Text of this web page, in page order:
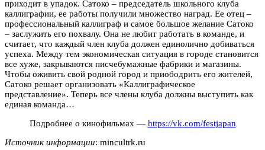
приходит в упадок. Сатоко – председатель школьного клуба
каллиграфии, ее работы получили множество наград. Ее отец –
профессиональный каллиграф и самое большое желание Сатоко
– заслужить его похвалу. Она не любит работать в команде, и
считает, что каждый член клуба должен единолично добиваться
успеха. Между тем экономическая ситуация в городе становится
все хуже, закрываются писчебумажные фабрики и магазины.
Чтобы оживить свой родной город и приободрить его жителей,
Сатоко решает организовать «Каллиграфическое
представление». Теперь все члены клуба должны выступить как
единая команда…
Подробнее о кинофильмах — https://vk.com/festjapan
Источник информации: mincultrk.ru